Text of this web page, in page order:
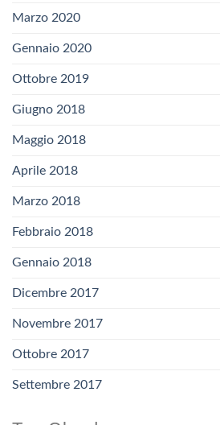
Marzo 2020
Gennaio 2020
Ottobre 2019
Giugno 2018
Maggio 2018
Aprile 2018
Marzo 2018
Febbraio 2018
Gennaio 2018
Dicembre 2017
Novembre 2017
Ottobre 2017
Settembre 2017